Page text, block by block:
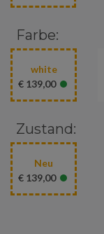
Farbe:
white
€ 139,00 •
Zustand:
Neu
€ 139,00 •